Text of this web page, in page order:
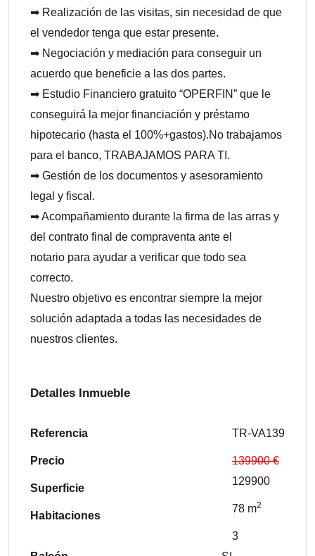
➡ Realización de las visitas, sin necesidad de que
el vendedor tenga que estar presente.
➡ Negociación y mediación para conseguir un
acuerdo que beneficie a las dos partes.
➡ Estudio Financiero gratuito “OPERFIN” que le
conseguirá la mejor financiación y préstamo
hipotecario (hasta el 100%+gastos).No trabajamos
para el banco, TRABAJAMOS PARA TI.
➡ Gestión de los documentos y asesoramiento
legal y fiscal.
➡ Acompañamiento durante la firma de las arras y
del contrato final de compraventa ante el
notario para ayudar a verificar que todo sea
correcto.
Nuestro objetivo es encontrar siempre la mejor
solución adaptada a todas las necesidades de
nuestros clientes.
Detalles Inmueble
Referencia
Precio
Superficie
Habitaciones
TR-VA139
139900 €
129900
78 m2
3